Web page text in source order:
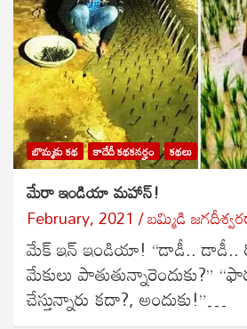
బొమ్మకు కథ కాదేదీ కథకనర్హం కథలు
మేరా ఇండియా మహాన్!
February, 2021 బ‌మ్మిడి
మేక్ ఇన్ ఇండియా! “డాడీ.. డాడీ..
మేకులు పాతుతున్నారెందుకు?”
చేస్తున్నారు కదా?, అందుకు!”…